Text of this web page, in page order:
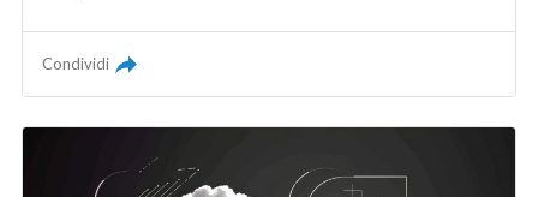
Condividi